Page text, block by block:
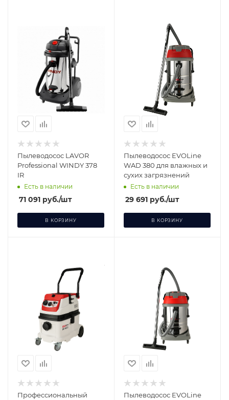
Пылеводосос LAVOR
Professional WINDY 378
IR
Есть в наличии
71 091 руб./шт
В КОРЗИНУ
Пылеводосос EVOLine
WAD 380 для влажных и
сухих загрязнений
Есть в наличии
29 691 руб./шт
В КОРЗИНУ
Профессиональный
Пылеводосос EVOLine